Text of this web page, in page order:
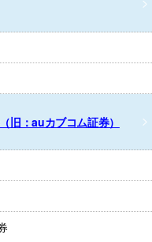
旧：auカブコム証券）